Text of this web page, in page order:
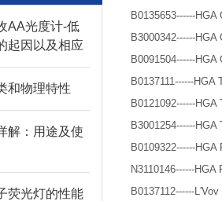
AA光度计-低
起因以及相应
和物理特性
解：用途及使
荧光灯的性能
B0135653------HGA
B3000342------HGA
B0091504------HGA
B0137111------
B0121092------
B3001254------
B0109322------
N3110146------
B0137112------